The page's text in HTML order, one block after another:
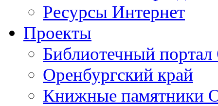
Ресурсы Интернет
Проекты
Библиотечный портал
Оренбургский край
Книжные памятники